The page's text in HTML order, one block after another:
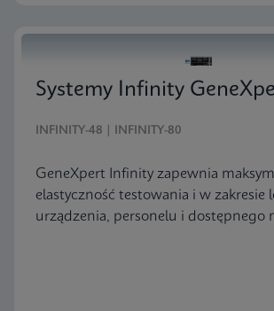
Systemy Infinity
INFINITY-48 | INFINITY-80
GeneXpert Infinity zapewnia
elastyczność testowania i w zakresie
urządzenia, personelu i dostępnego